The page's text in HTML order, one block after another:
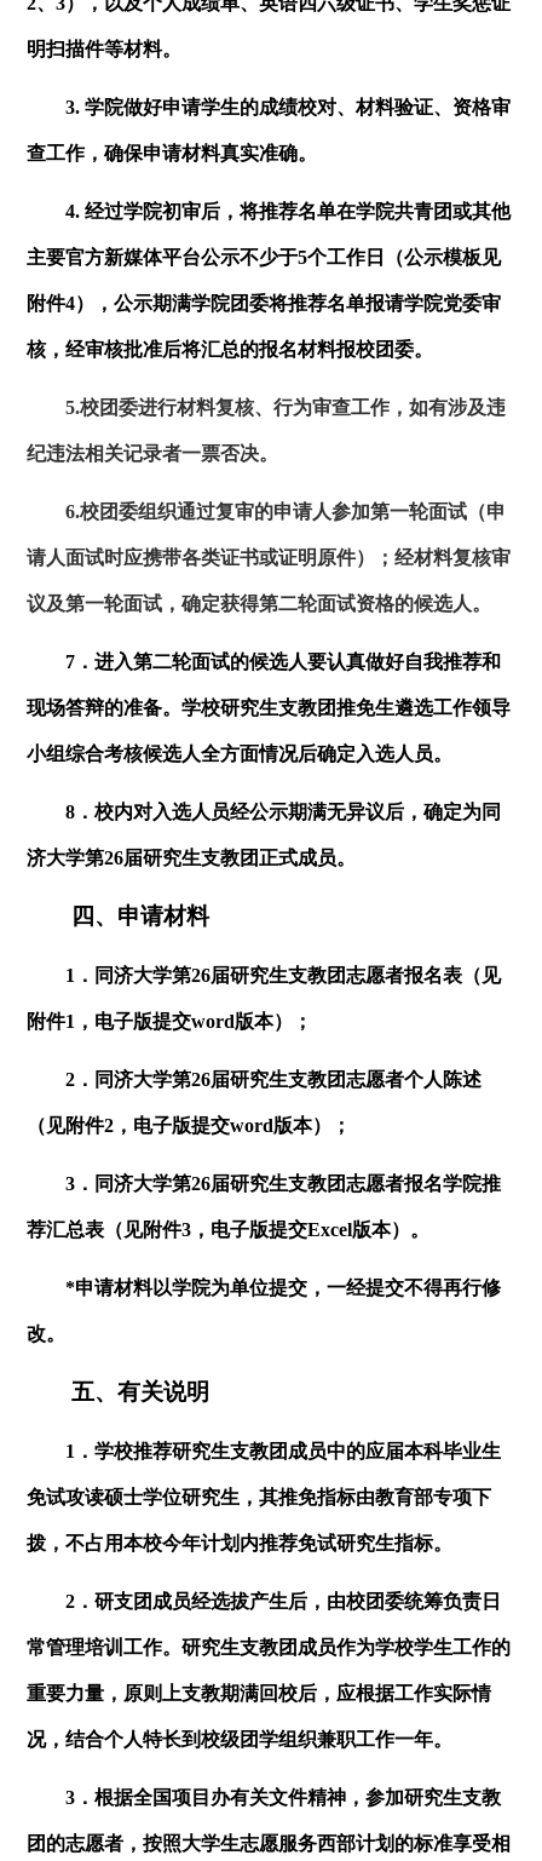
明扫描件等材料。
3. 学院做好申请学生的成绩校对、材料验证、资格审
查工作，确保申请材料真实准确。
4. 经过学院初审后，将推荐名单在学院共青团或其他
主要官方新媒体平台公示不少于5个工作日（公示模板见
附件4），公示期满学院团委将推荐名单报请学院党委审
核，经审核批准后将汇总的报名材料报校团委。
5.校团委进行材料复核、行为审查工作，如有涉及违
纪违法相关记录者一票否决。
6.校团委组织通过复审的申请人参加第一轮面试（申
请人面试时应携带各类证书或证明原件）；经材料复核审
议及第一轮面试，确定获得第二轮面试资格的候选人。
7．进入第二轮面试的候选人要认真做好自我推荐和
现场答辩的准备。学校研究生支教团推免生遴选工作领导
小组综合考核候选人全方面情况后确定入选人员。
8．校内对入选人员经公示期满无异议后，确定为同
济大学第26届研究生支教团正式成员。
四、申请材料
1．同济大学第26届研究生支教团志愿者报名表（见
附件1 ，电子版提交word版本）；
2．同济大学第26届研究生支教团志愿者个人陈述
（见附件2 ，电子版提交word版本）；
3．同济大学第26届研究生支教团志愿者报名学院推
荐汇总表（见附件3 ，电子版提交Excel版本）。
*申请材料以学院为单位提交，一经提交不得再行修
改。
五、有关说明
1．学校推荐研究生支教团成员中的应届本科毕业生
免试攻读硕士学位研究生，其推免指标由教育部专项下
拨，不占用本校今年计划内推荐免试研究生指标。
2．研支团成员经选拔产生后，由校团委统筹负责日
常管理培训工作。研究生支教团成员作为学校学生工作的
重要力量，原则上支教期满回校后，应根据工作实际情
况，结合个人特长到校级团学组织兼职工作一年。
3．根据全国项目办有关文件精神，参加研究生支教
团的志愿者，按照大学生志愿服务西部计划的标准享受相